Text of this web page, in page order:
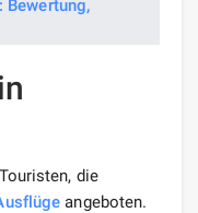
die
angeboten.